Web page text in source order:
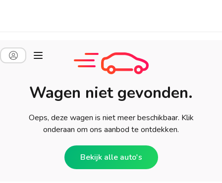
Wagen niet gevonden.
Oeps, deze wagen is niet meer beschikbaar. Klik
onderaan om ons aanbod te ontdekken.
Bekijk alle auto's